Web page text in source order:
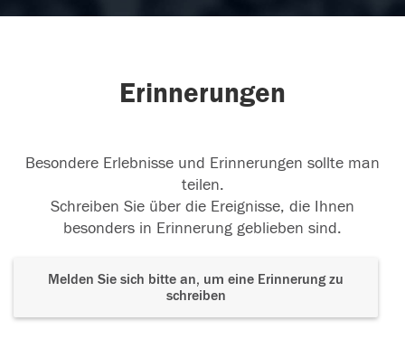
Erinnerungen
Besondere Erlebnisse und Erinnerungen sollte man
teilen.
Schreiben Sie über die Ereignisse, die Ihnen
besonders in Erinnerung geblieben sind.
Melden Sie sich bitte an, um eine Erinnerung zu
schreiben